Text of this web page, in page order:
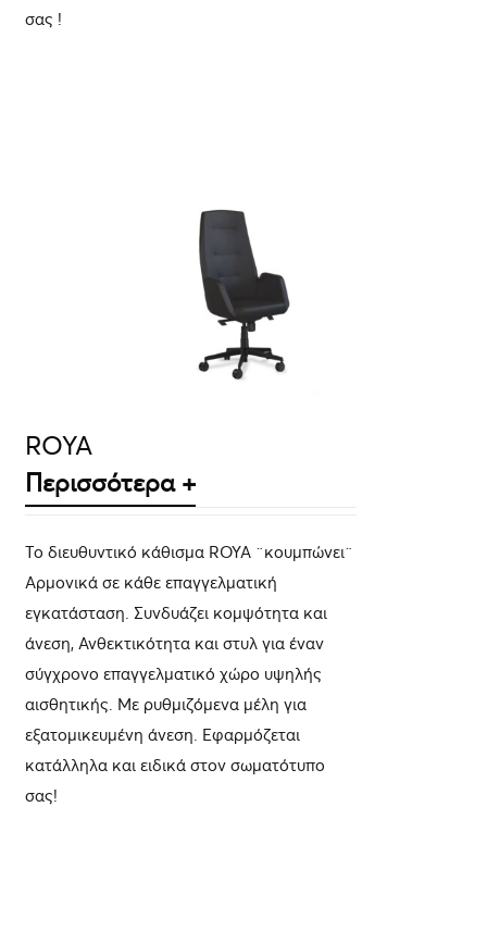
σας !
ΛΕΠΤΟΜΈΡΕΙΕΣ
ROYA
Περισσότερα +
Το διευθυντικό κάθισμα ROYA ¨κουμπώνει¨
Αρμονικά σε κάθε επαγγελματική
εγκατάσταση. Συνδυάζει κομψότητα και
άνεση, Ανθεκτικότητα και στυλ για έναν
σύγχρονο επαγγελματικό χώρο υψηλής
αισθητικής. Με ρυθμιζόμενα μέλη για
εξατομικευμένη άνεση. Εφαρμόζεται
κατάλληλα και ειδικά στον σωματότυπο
σας!